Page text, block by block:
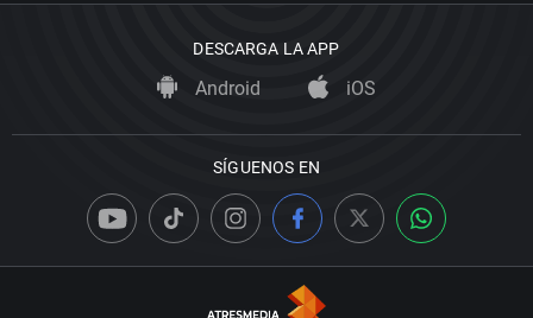
DESCARGA LA APP
Android iOS
SÍGUENOS EN